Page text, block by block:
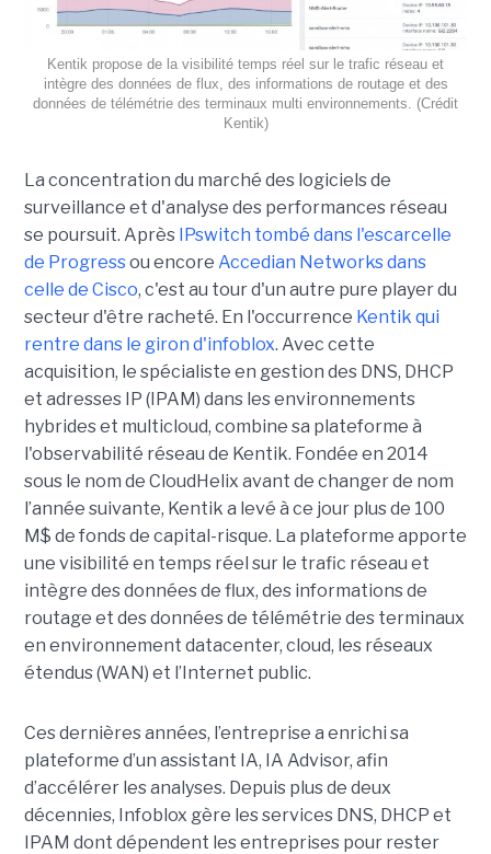
Kentik propose de la visibilité temps réel sur le trafic réseau et
intègre des données de flux, des informations de routage et des
données de télémétrie des terminaux multi environnements. (Crédit
Kentik)
La concentration du marché des logiciels de
surveillance et d'analyse des performances réseau
se poursuit. Après IPswitch tombé dans l'escarcelle
de Progressou encore Accedian Networks dans
celle de Cisco, c'est au tour d'un autre pure player du
secteur d'être racheté. En l'occurrence Kentik qui
rentre dans le giron d'infoblox. Avec cette
acquisition, le spécialiste en gestion des DNS, DHCP
et adresses IP (IPAM) dans les environnements
hybrides et multicloud, combine sa plateforme à
l'observabilité réseau de Kentik. Fondée en 2014
sous le nom de CloudHelix avant de changer de nom
l’année suivante, Kentik a levé à ce jour plus de 100
M$ de fonds de capital-risque. La plateforme apporte
une visibilité en temps réel sur le trafic réseau et
intègre des données de flux, des informations de
routage et des données de télémétrie des terminaux
en environnement datacenter, cloud, les réseaux
étendus (WAN) et l’Internet public.
Ces dernières années, l’entreprise a enrichi sa
plateforme d’un assistant IA, IA Advisor, afin
d’accélérer les analyses. Depuis plus de deux
décennies, Infoblox gère les services DNS, DHCP et
IPAM dont dépendent les entreprises pour rester